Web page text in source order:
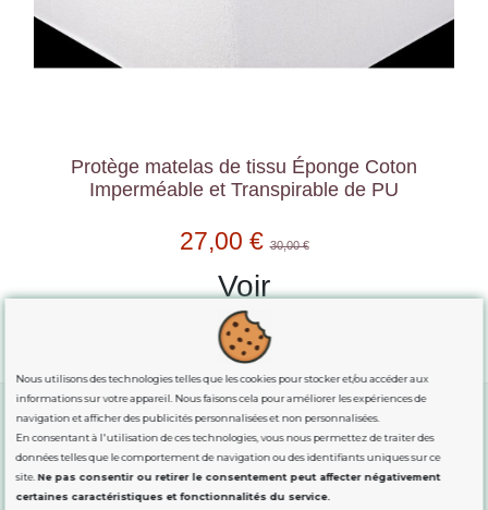
Protège matelas de tissu Éponge Coton
Imperméable et Transpirable de PU
27,00 €30,00 €
Voir
GUIDE DES TAILLES
Nous utilisons des technologies telles que les cookies pour stocker et/ou accéder aux
informations sur votre appareil. Nous faisons cela pour améliorer les expériences de
navigation et afficher des publicités personnalisées et non personnalisées.
En consentant à l'utilisation de ces technologies, vous nous permettez de traiter des
données telles que le comportement de navigation ou des identifiants uniques sur ce
site.Ne pas consentir ou retirer le consentement peut affecter négativement
certaines caractéristiques et fonctionnalités du service.